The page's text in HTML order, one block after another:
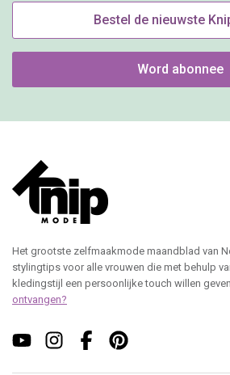
Bestel de nieuwste
Word abonnee
Het grootste zelfmaakmode maandblad van
stylingtips voor alle vrouwen die met behulp
kledingstijl een persoonlijke touch willen geven.
ontvangen?